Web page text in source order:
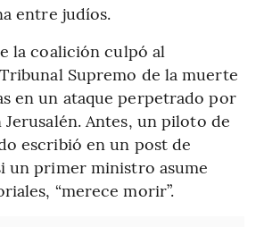
entre judíos.
la coalición culpó al
Supremo de la muerte
en un ataque perpetrado por
Antes, un piloto de
escribió en un post de
un primer ministro asume
“merece morir”.